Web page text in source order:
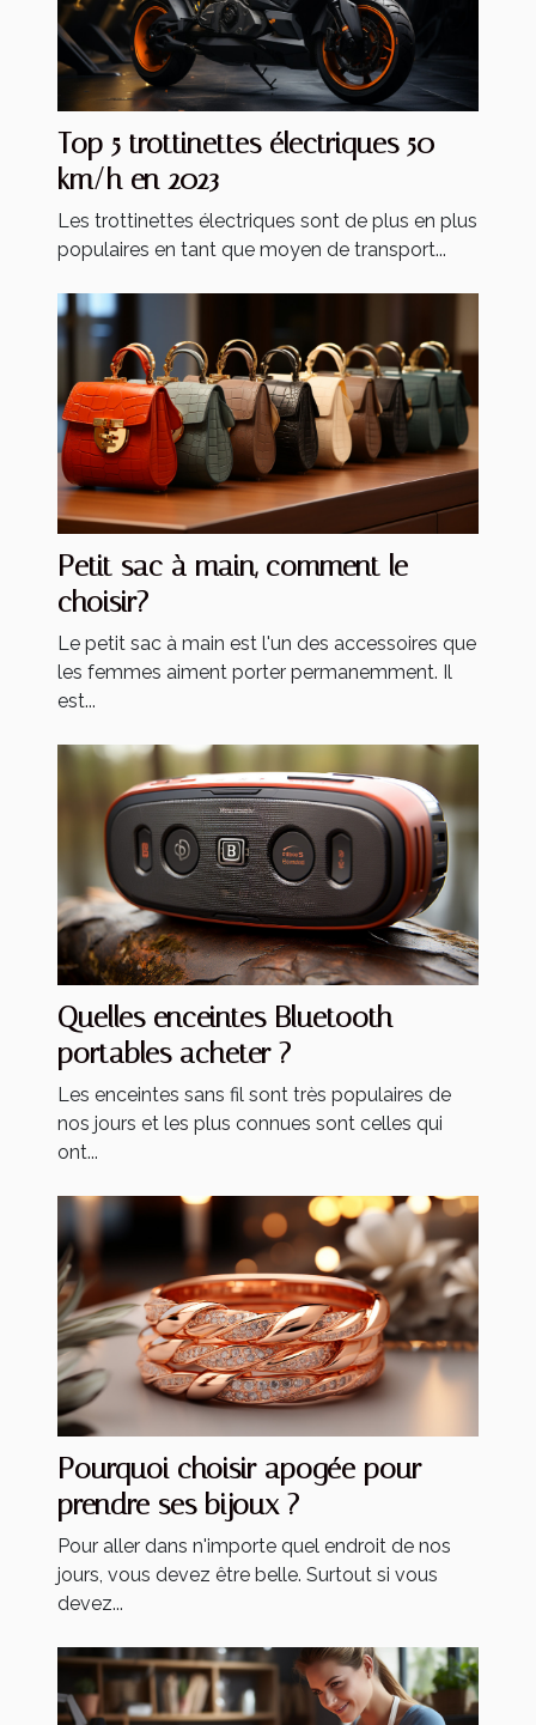
Top 5 trottinettes électriques 50
km/h en 2023
Les trottinettes électriques sont de plus en plus
populaires en tant que moyen de transport...
Petit sac à main, comment le
choisir?
Le petit sac à main est l'un des accessoires que
les femmes aiment porter permanemment. Il
est...
Quelles enceintes Bluetooth
portables acheter ?
Les enceintes sans fil sont très populaires de
nos jours et les plus connues sont celles qui
ont...
Pourquoi choisir apogée pour
prendre ses bijoux ?
Pour aller dans n'importe quel endroit de nos
jours, vous devez être belle. Surtout si vous
devez...